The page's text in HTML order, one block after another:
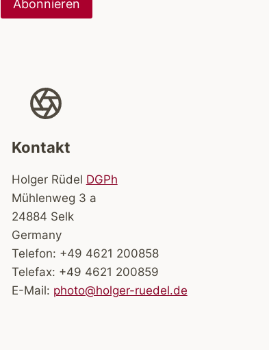
Kontakt
Holger Rüdel DGPh
Mühlenweg 3 a
24884 Selk
Germany
Telefon: +49 4621 200858
Telefax: +49 4621 200859
E-Mail: photo@holger-ruedel.de